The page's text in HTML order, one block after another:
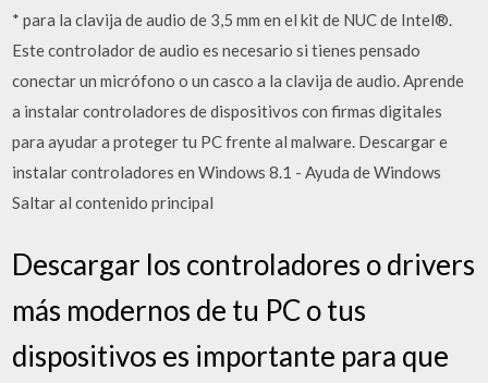
* para la clavija de audio de 3,5 mm en el kit de NUC de Intel®.
Este controlador de audio es necesario si tienes pensado
conectar un micrófono o un casco a la clavija de audio. Aprende
a instalar controladores de dispositivos con firmas digitales
para ayudar a proteger tu PC frente al malware. Descargar e
instalar controladores en Windows 8.1 - Ayuda de Windows
Saltar al contenido principal
Descargar los controladores o drivers
más modernos de tu PC o tus
dispositivos es importante para que